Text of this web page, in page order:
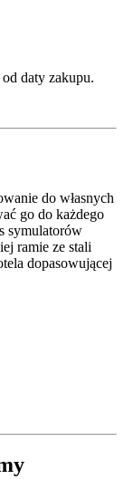
daty zakupu.
do własnych
go do każdego
symulatorów
ramie ze stali
dopasowującej